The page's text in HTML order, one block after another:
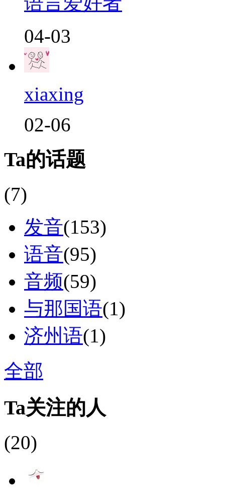
04-03
xiaxing
02-06
Ta的话题
(7)
发音(153)
语音(95)
音频(59)
与那国语(1)
济州语(1)
全部
Ta关注的人
(20)